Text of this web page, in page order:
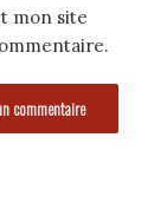
mon site